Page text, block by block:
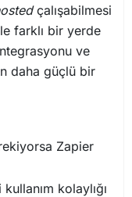
çalışabilmesi
farklı bir yerde
ve
daha güçlü bir
Zapier
kolaylığı